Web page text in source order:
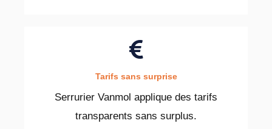
Tarifs sans surprise
Serrurier Vanmol applique des tarifs
transparents sans surplus.